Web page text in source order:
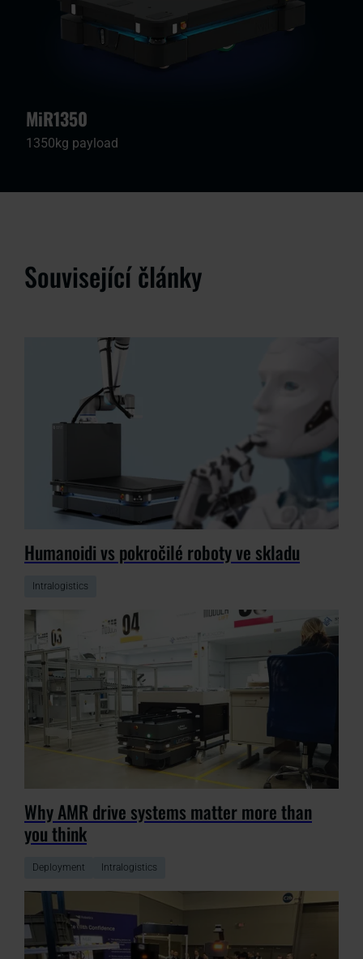
MiR1350
1350kg payload
Související články
Humanoidi vs pokročilé roboty ve skladu
Intralogistics
Why AMR drive systems matter more than
you think
Deployment Intralogistics